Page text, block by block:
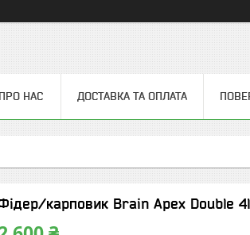
ПРО НАС ДОСТАВКА ТА ОПЛАТА
карповик Brain Apex Double